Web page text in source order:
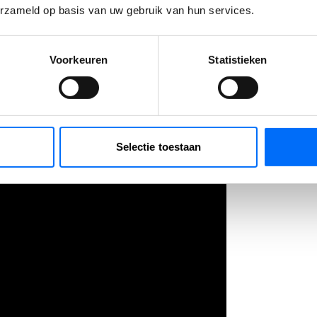
op basis van uw gebruik van hun services.
Voorkeuren Statistieken
Selectie toestaan
eerste grote verbeteringen al te zien zijn in de